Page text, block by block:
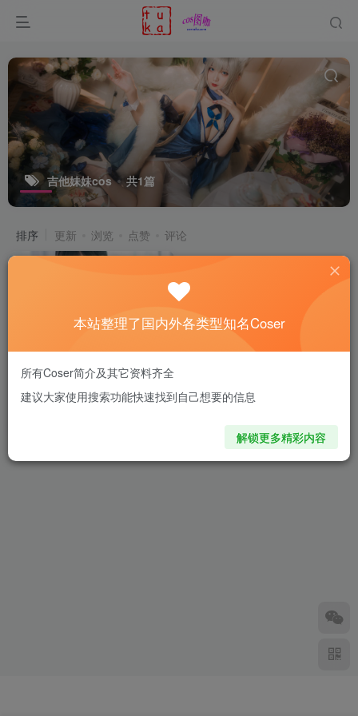
吉他妹妹cos 共1篇
排序 更新 浏览 点赞 评论
从”吉他妹妹”这个网络梗引出
的一大帮吉他姐妹天团
本站整理了国内外各类型知名Coser
所有Coser简介及其它资料齐全
建议大家使用搜索功能快速找到自己想要的信息
解锁更多精彩内容